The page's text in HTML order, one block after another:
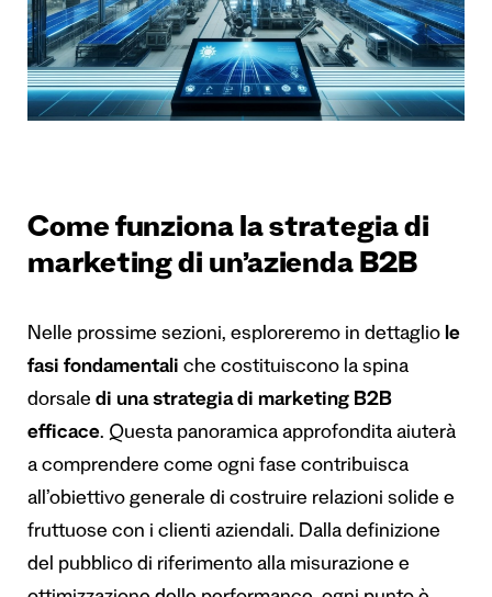
Come funziona la strategia di
marketing di un’azienda B2B
Nelle prossime sezioni, esploreremo in dettaglio le
fasi fondamentali che costituiscono la spina
dorsale di una strategia di marketing B2B
efficace. Questa panoramica approfondita aiuterà
a comprendere come ogni fase contribuisca
all’obiettivo generale di costruire relazioni solide e
fruttuose con i clienti aziendali. Dalla definizione
del pubblico di riferimento alla misurazione e